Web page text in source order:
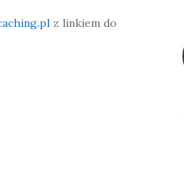
z linkiem do